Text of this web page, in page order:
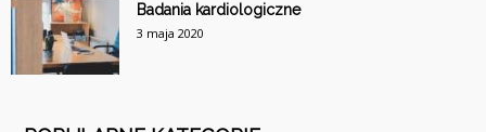
Badania kardiologiczne
3 maja 2020